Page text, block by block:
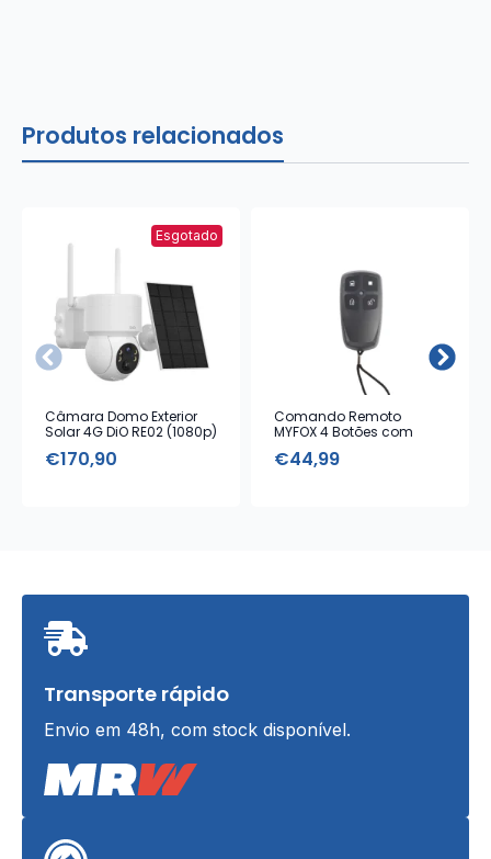
Produtos relacionados
Esgotado
Câmara Domo Exterior
Solar 4G DiO RE02 (1080p)
€170,90
Comando Remoto
MYFOX 4 Botões com
€44,99
Transporte rápido
Envio em 48h, com stock disponível.